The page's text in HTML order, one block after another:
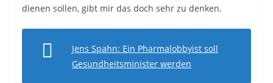
dienen sollen, gibt mir das doch sehr zu denken.
Jens Spahn: Ein Pharmalobbyist soll
Gesundheitsminister werden